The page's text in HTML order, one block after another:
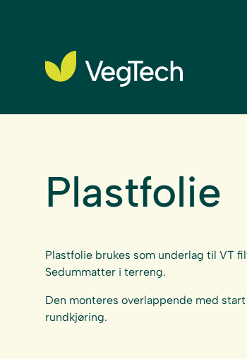
Plastfolie
Plastfolie brukes som underlag til VT
Sedummatter i terreng.
Den monteres overlappende med
rundkjøring.